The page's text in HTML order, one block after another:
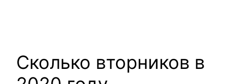
Сколько вторников в